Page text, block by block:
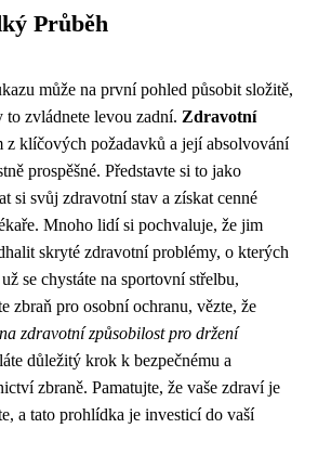
Průběh
může na první pohled působit složitě,
to zvládnete levou zadní. Zdravotní
z klíčových požadavků a její absolvování
prospěšné. Představte si to jako
si svůj zdravotní stav a získat cenné
Mnoho lidí si pochvaluje, že jim
skryté zdravotní problémy, o kterých
se chystáte na sportovní střelbu,
zbraň pro osobní ochranu, vězte, že
zdravotní způsobilost pro držení
důležitý krok k bezpečnému a
zbraně. Pamatujte, že vaše zdraví je
a tato prohlídka je investicí do vaší